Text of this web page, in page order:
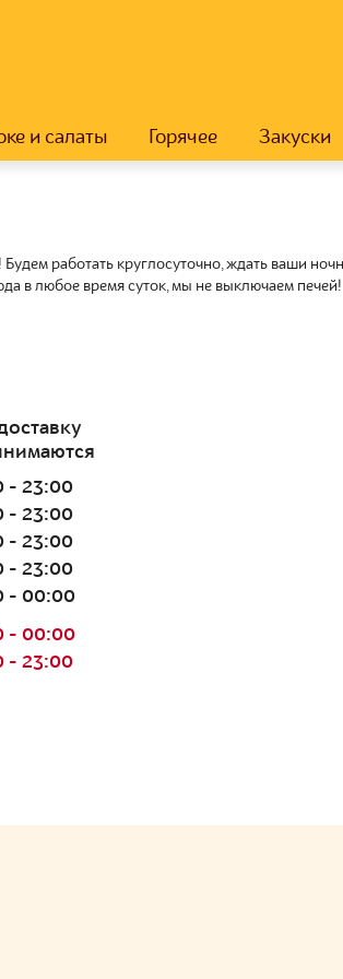
и салаты Горячее Закуски
работать круглосуточно, ждать ваши
в любое время суток, мы не выключаем печей!
- 23:00
- 23:00
- 23:00
- 23:00
- 00:00
- 00:00
- 23:00